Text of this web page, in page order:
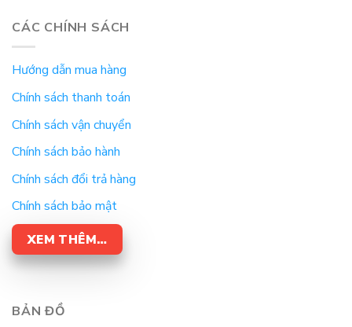
CÁC CHÍNH SÁCH
Hướng dẫn mua hàng
Chính sách thanh toán
Chính sách vận chuyển
Chính sách bảo hành
Chính sách đổi trả hàng
Chính sách bảo mật
XEM THÊM…
BẢN ĐỒ